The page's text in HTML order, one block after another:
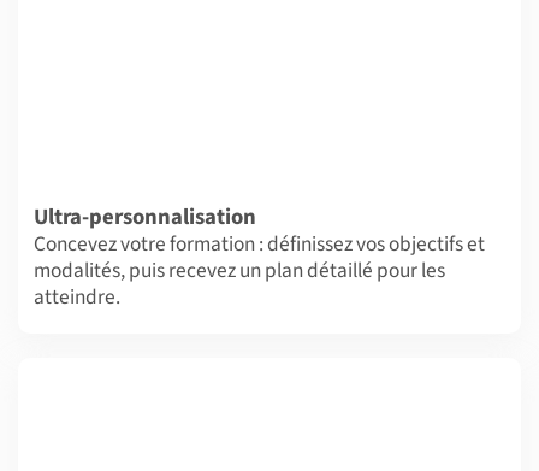
Ultra-personnalisation
Concevez votre formation : définissez vos objectifs et
modalités, puis recevez un plan détaillé pour les
atteindre.